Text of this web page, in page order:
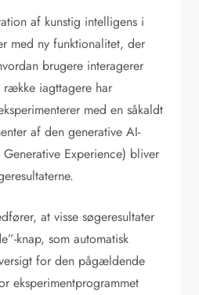
af kunstig intelligens i
med ny funktionalitet, der
brugere interagerer
række iagttagere har
med en såkaldt
af den generative AI-
Experience) bliver
at visse søgeresultater
knap, som automatisk
for den pågældende
eksperimentprogrammet